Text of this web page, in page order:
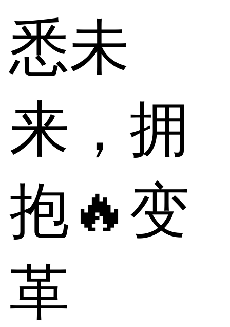
悉未
来，拥
抱🔥变
革